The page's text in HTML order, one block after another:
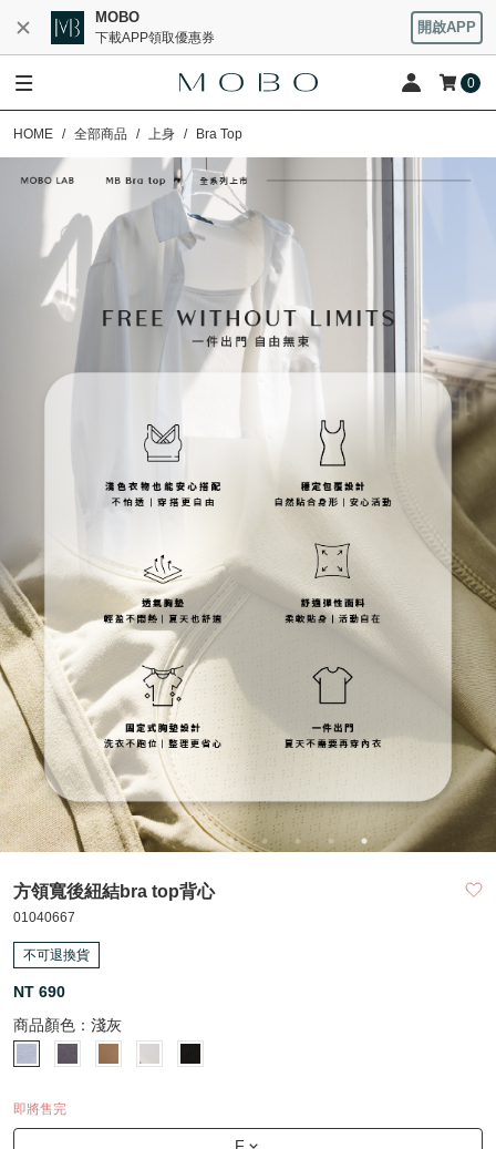
MOBO
下載APP領取優惠券
開啟APP
0
HOME 全部商品 上身 Bra Top
方領寬後紐結bra top背心
01040667
不可退換貨
NT 690
商品顏色： 淺灰
即將售完